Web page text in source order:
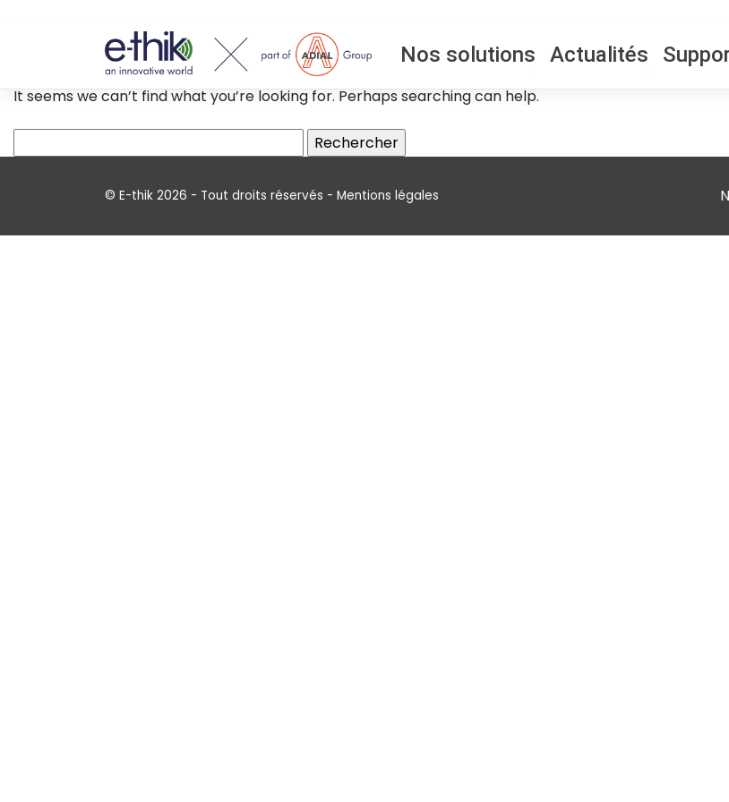
Nos solutions Actualités
Nos
solutions
Actualités
Nothing Found
It seems we can’t find what you’re looking for. Perhaps searching can help.
© E-thik 2026 - Tout droits réservés - Mentions légales